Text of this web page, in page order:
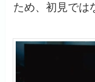
ため、初見では